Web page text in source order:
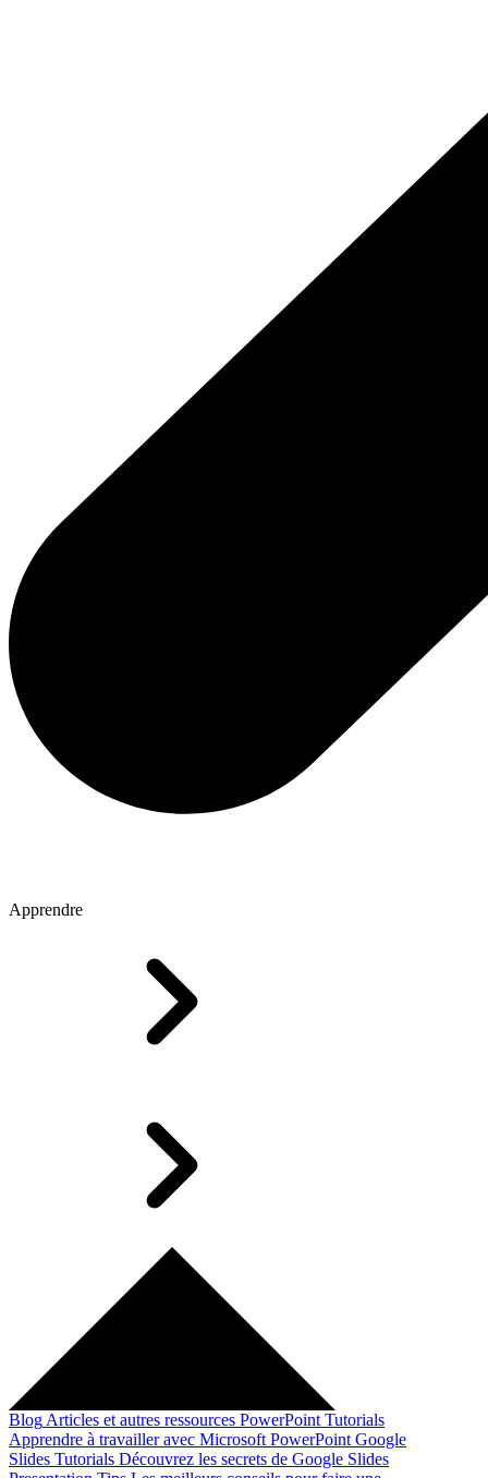
Apprendre
Blog Articles et autres ressources PowerPoint Tutorials
Apprendre à travailler avec Microsoft PowerPoint Google
Slides Tutorials Découvrez les secrets de Google Slides